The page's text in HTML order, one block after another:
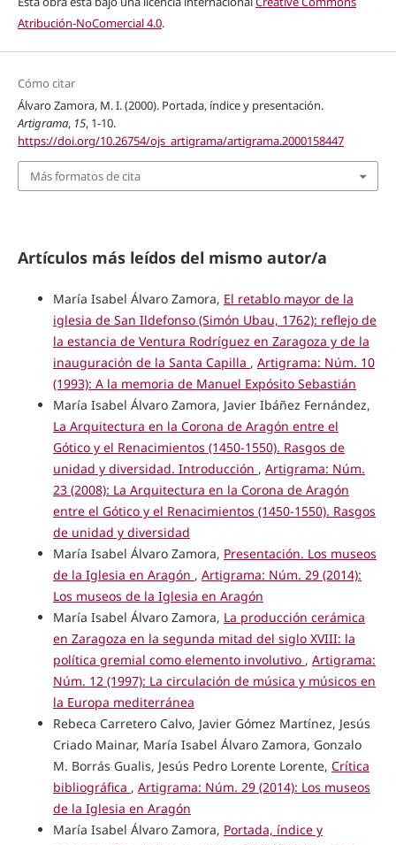
Atribución-NoComercial 4.0.
Cómo citar
Álvaro Zamora, M. I. (2000). Portada, índice y presentación.
Artigrama, 15, 1-10.
https://doi.org/10.26754/ojs_artigrama/artigrama.2000158447
Más formatos de cita
Artículos más leídos del mismo autor/a
María Isabel Álvaro Zamora, El retablo mayor de la
iglesia de San Ildefonso (Simón Ubau, 1762): reflejo de
la estancia de Ventura Rodríguez en Zaragoza y de la
inauguración de la Santa Capilla , Artigrama: Núm. 10
(1993): A la memoria de Manuel Expósito Sebastián
María Isabel Álvaro Zamora, Javier Ibáñez Fernández,
La Arquitectura en la Corona de Aragón entre el
Gótico y el Renacimientos (1450-1550). Rasgos de
unidad y diversidad. Introducción , Artigrama: Núm.
23 (2008): La Arquitectura en la Corona de Aragón
entre el Gótico y el Renacimientos (1450-1550). Rasgos
de unidad y diversidad
María Isabel Álvaro Zamora, Presentación. Los museos
de la Iglesia en Aragón , Artigrama: Núm. 29 (2014):
Los museos de la Iglesia en Aragón
María Isabel Álvaro Zamora, La producción cerámica
en Zaragoza en la segunda mitad del siglo XVIII: la
política gremial como elemento involutivo , Artigrama:
Núm. 12 (1997): La circulación de música y músicos en
la Europa mediterránea
Rebeca Carretero Calvo, Javier Gómez Martínez, Jesús
Criado Mainar, María Isabel Álvaro Zamora, Gonzalo
M. Borrás Gualis, Jesús Pedro Lorente Lorente, Crítica
bibliográfica , Artigrama: Núm. 29 (2014): Los museos
de la Iglesia en Aragón
María Isabel Álvaro Zamora, Portada, índice y